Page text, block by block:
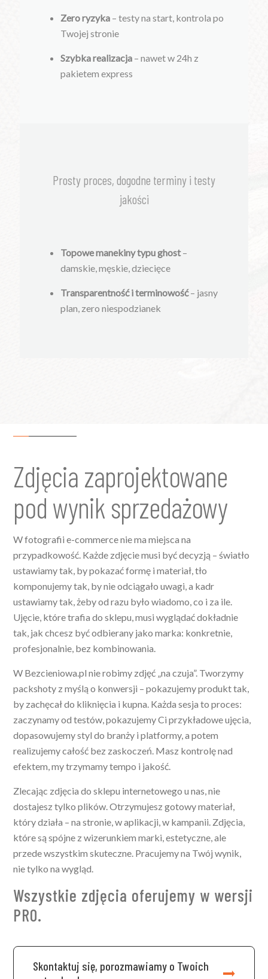
Zero ryzyka – testy na start, kontrola po
Twojej stronie
Szybka realizacja – nawet w 24h z
pakietem express
Prosty proces, dogodne terminy i testy
jakości
Topowe manekiny typu ghost–
damskie, męskie, dziecięce
Transparentność i terminowość– jasny
plan, zero niespodzianek
Zdjęcia zaprojektowane
pod wynik sprzedażowy
W fotografii e-commerce nie ma miejsca na
przypadkowość. Każde zdjęcie musi być decyzją – światło
ustawiamy tak, by pokazać formę i materiał, tło
komponujemy tak, by nie odciągało uwagi, a kadr
ustawiamy tak, żeby od razu było wiadomo, co i za ile.
Ujęcie, które trafia do sklepu, musi wyglądać dokładnie
tak, jak chcesz być odbierany jako marka: konkretnie,
profesjonalnie, bez kombinowania.
W Bezcieniowa.pl nie robimy zdjęć „na czuja”. Tworzymy
packshoty z myślą o konwersji – pokazujemy produkt tak,
by zachęcał do kliknięcia i kupna. Każda sesja to proces:
zaczynamy od testów, pokazujemy Ci przykładowe ujęcia,
dopasowujemy styl do branży i platformy, a potem
realizujemy całość bez zaskoczeń. Masz kontrolę nad
efektem, my trzymamy tempo i jakość.
Zlecając zdjęcia do sklepu internetowego u nas, nie
dostajesz tylko plików. Otrzymujesz gotowy materiał,
który działa – na stronie, w aplikacji, w kampanii. Zdjęcia,
które są spójne z wizerunkiem marki, estetyczne, ale
przede wszystkim skuteczne. Pracujemy na Twój wynik,
nie tylko na wygląd.
Wszystkie zdjęcia oferujemy w wersji
PRO.
Skontaktuj się, porozmawiamy o Twoich